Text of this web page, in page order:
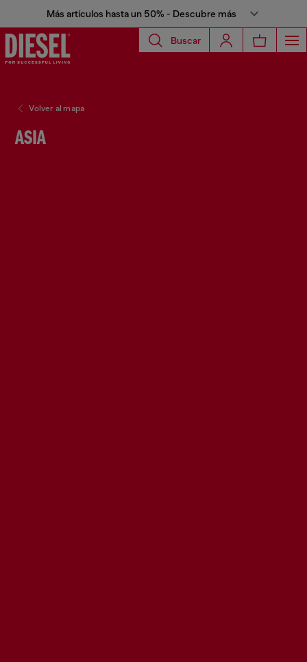
Más artículos hasta un 50% - Descubre más
Buscar
ASIA
Volver al mapa